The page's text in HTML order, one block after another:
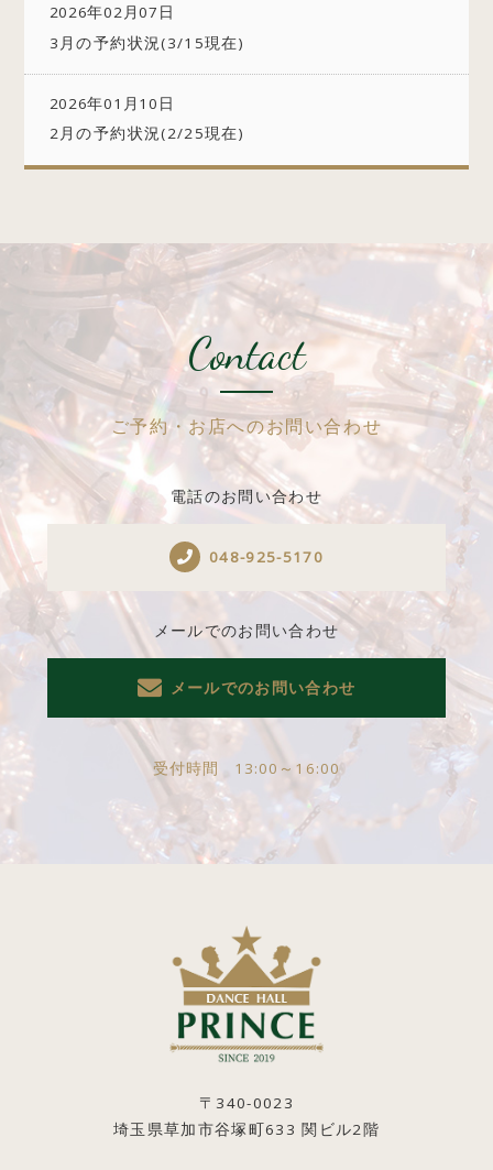
2026年02月07日
3月の予約状況(3/15現在)
2026年01月10日
2月の予約状況(2/25現在)
Contact
ご予約・お店へのお問い合わせ
電話のお問い合わせ
048-925-5170
メールでのお問い合わせ
メールでのお問い合わせ
受付時間 13:00～16:00
〒340-0023
埼玉県草加市谷塚町633 関ビル2階